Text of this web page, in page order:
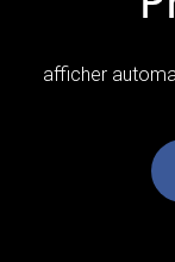
afficher